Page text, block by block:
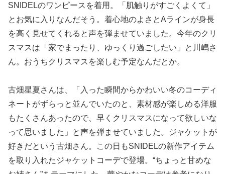
SNIDELのワンピースを着用。「肌触りがすごくよくて」
とお気に入りなんだそう。着心地のよさとAラインが身長
を高く見せてくれると声を弾ませていました。今年のクリ
スマスは「家でまったり、ゆっくり過ごしたい」と川嶋さ
ん。おうちクリスマスを楽しむ予定なんだとか。
古畑星夏さんは、「入った瞬間からかわいい冬のコーディ
ネートがずらっと並んでいたのと、素材感が楽しめる洋服
もたくさんあったので、早くクリスマスになって欲しいな
って思いました」と声を弾ませていました。ジャケットが
好きだという古畑さん。この日もSNIDELの新作アイテム
を取り入れたジャケットコーデで登場。“ちょっと甘めな